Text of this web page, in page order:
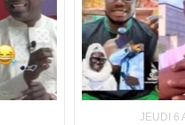
JEUDI 6